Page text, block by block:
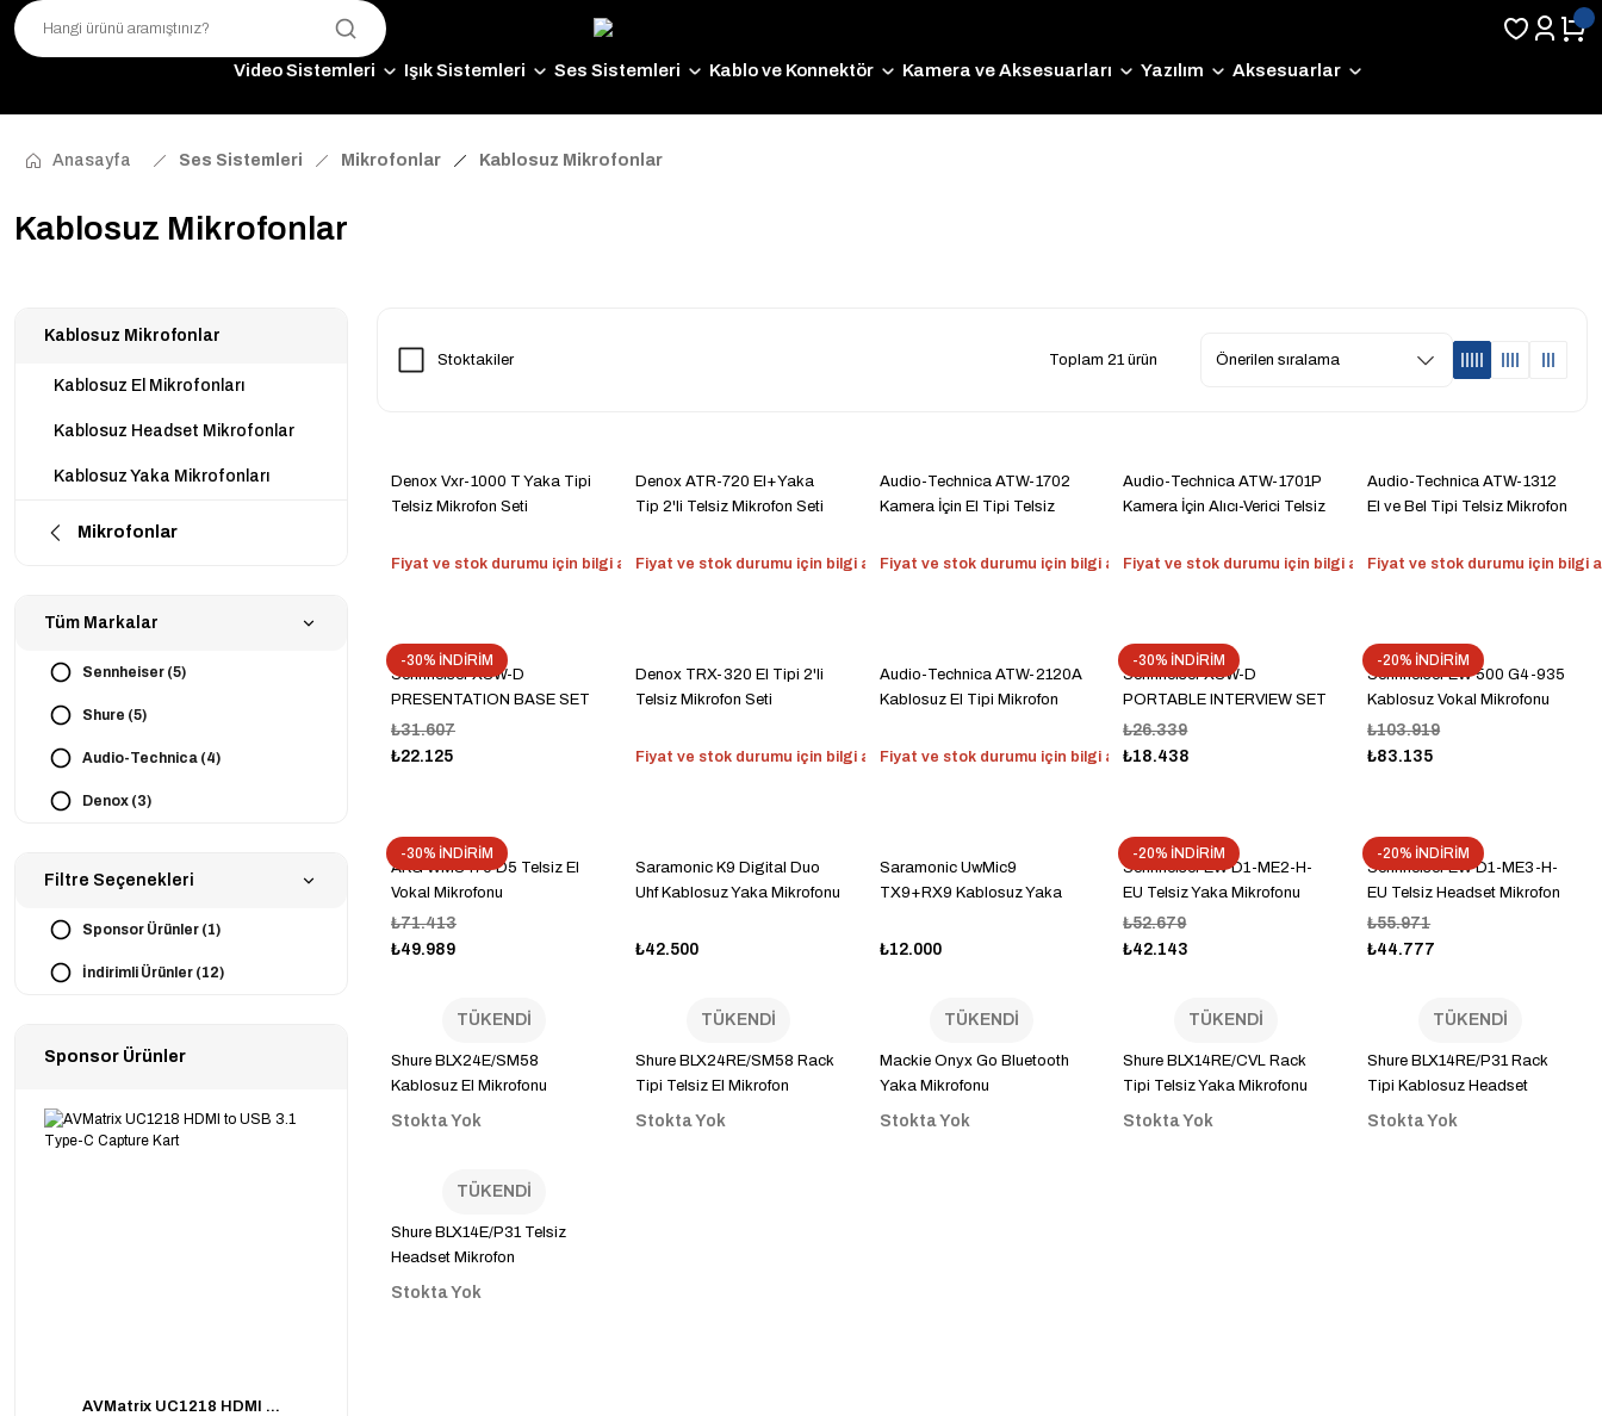
Video Sistemleri Işık Sistemleri Ses Sistemleri Kablo ve Konnektör Kamera ve Aksesuarları Yazılım Aksesuarlar
Anasayfa Ses Sistemleri Mikrofonlar Kablosuz Mikrofonlar
Kablosuz Mikrofonlar
Kablosuz Mikrofonlar
Kablosuz El Mikrofonları
Kablosuz Headset Mikrofonlar
Kablosuz Yaka Mikrofonları
Mikrofonlar
Tüm Markalar
Sennheiser (5)
Shure (5)
Audio-Technica (4)
Denox (3)
AKG (1)
Mackie (1)
Filtre Seçenekleri
Sponsor Ürünler (1)
İndirimli Ürünler (12)
Sponsor Ürünler
AVMatrix UC1218 HDMI ...
Stoktakiler Toplam 21 ürün
Denox Vxr-1000 T Yaka Tipi
Telsiz Mikrofon Seti
Fiyat ve stok durumu için bilgi alın
Denox ATR-720 El+Yaka
Tip 2'li Telsiz Mikrofon Seti
Fiyat ve stok durumu için bilgi alın
Audio-Technica ATW-1702
Kamera İçin El Tipi Telsiz
Fiyat ve stok durumu için bilgi alın
Audio-Technica ATW-1701P
Kamera İçin Alıcı-Verici Telsiz
Fiyat ve stok durumu için bilgi alın
Audio-Technica ATW-1312
El ve Bel Tipi Telsiz Mikrofon
Fiyat ve stok durumu için bilgi
-30% İNDİRİM
Sennheiser XSW-D
PRESENTATION BASE SET
₺22.125
₺31.607
Denox TRX-320 El Tipi 2'li
Telsiz Mikrofon Seti
Fiyat ve stok durumu için bilgi alın
Audio-Technica ATW-2120A
Kablosuz El Tipi Mikrofon
Fiyat ve stok durumu için bilgi alın
-30% İNDİRİM
Sennheiser XSW-D
PORTABLE INTERVIEW SET
₺18.438
₺26.339
-20% İNDİRİM
Sennheiser EW 500 G4-935
Kablosuz Vokal Mikrofonu
₺83.135
₺103.919
-30% İNDİRİM
AKG WMS470 D5 Telsiz El
Vokal Mikrofonu
₺49.989
₺71.413
Saramonic K9 Digital Duo
Uhf Kablosuz Yaka Mikrofonu
₺42.500
Saramonic UwMic9
TX9+RX9 Kablosuz Yaka
₺12.000
-20% İNDİRİM
Sennheiser EW D1-ME2-H-
EU Telsiz Yaka Mikrofonu
₺42.143
₺52.679
-20% İNDİRİM
Sennheiser EW D1-ME3-H-
EU Telsiz Headset Mikrofon
₺44.777
₺55.971
TÜKENDİ
Shure BLX24E/SM58
Kablosuz El Mikrofonu
Stokta Yok
TÜKENDİ
Shure BLX24RE/SM58 Rack
Tipi Telsiz El Mikrofon
Stokta Yok
TÜKENDİ
Mackie Onyx Go Bluetooth
Yaka Mikrofonu
Stokta Yok
TÜKENDİ
Shure BLX14RE/CVL Rack
Tipi Telsiz Yaka Mikrofonu
Stokta Yok
TÜKENDİ
Shure BLX14RE/P31 Rack
Tipi Kablosuz Headset
Mikrofon
Stokta Yok
TÜKENDİ
Shure BLX14E/P31 Telsiz
Headset Mikrofon
Stokta Yok